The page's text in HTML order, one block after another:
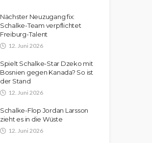
Nächster Neuzugang fix:
Schalke-Team verpflichtet
Freiburg-Talent
12. Juni 2026
Spielt Schalke-Star Dzeko mit
Bosnien gegen Kanada? So ist
der Stand
12. Juni 2026
Schalke-Flop Jordan Larsson
zieht es in die Wüste
12. Juni 2026